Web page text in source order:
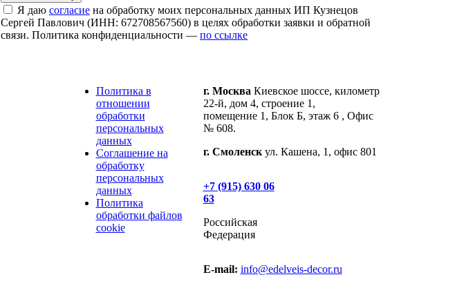
Я даю согласие на обработку моих персональных данных ИП Кузнецов
Сергей Павлович (ИНН: 672708567560) в целях обработки заявки и обратной
связи. Политика конфиденциальности — по ссылке
Политика в
отношении
обработки
персональных
данных
Соглашение на
обработку
персональных
данных
Политика
обработки файлов
cookie
г. МоскваКиевское шоссе, километр
22-й, дом 4, строение 1,
помещение 1, Блок Б, этаж 6 , Офис
№ 608.
г. Смоленскул. Кашена, 1, офис 801
+7 (915) 630 06
63
Российская
Федерация
E-mail: info@edelveis-decor.ru